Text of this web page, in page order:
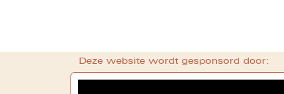
Deze website wordt gesponsord door: